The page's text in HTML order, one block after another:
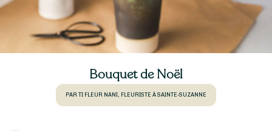
Bouquet de Noël
PAR TI FLEUR NANI, FLEURISTE À SAINTE-SUZANNE